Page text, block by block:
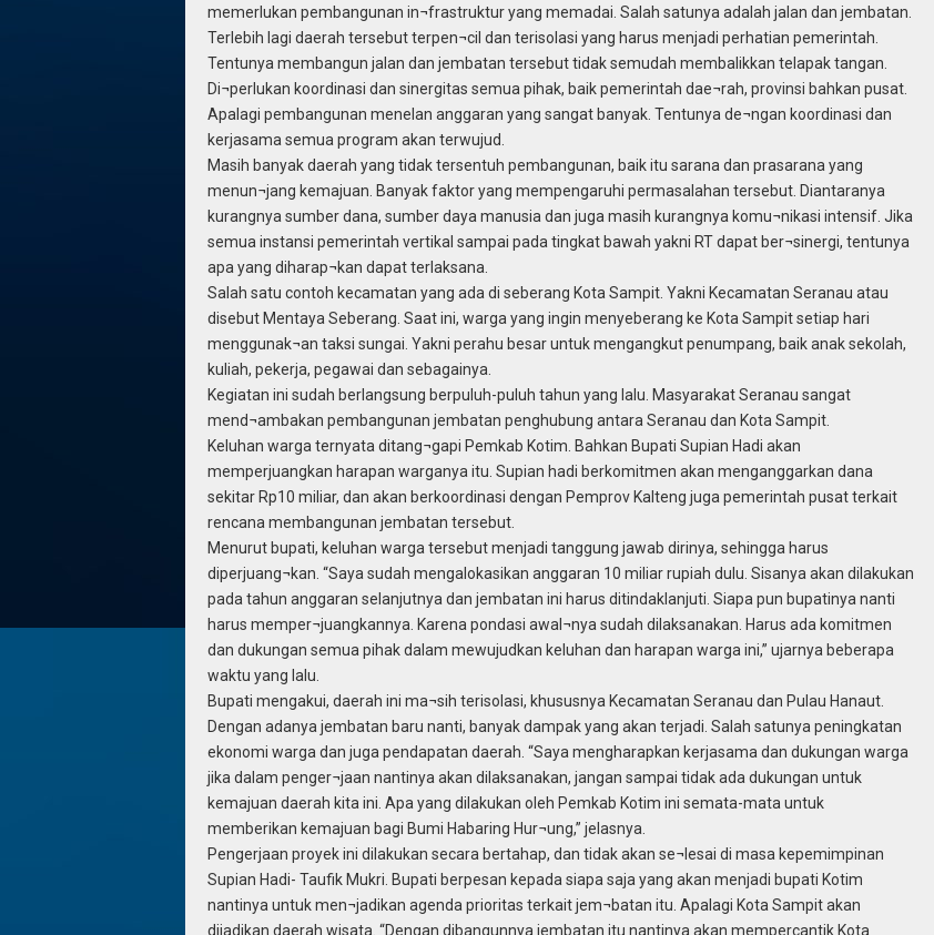
memerlukan pembangunan in¬frastruktur yang memadai. Salah satunya adalah jalan dan jembatan.
Terlebih lagi daerah tersebut terpen¬cil dan terisolasi yang harus menjadi perhatian pemerintah.
Tentunya membangun jalan dan jembatan tersebut tidak semudah membalikkan telapak tangan.
Di¬perlukan koordinasi dan sinergitas semua pihak, baik pemerintah dae¬rah, provinsi bahkan pusat.
Apalagi pembangunan menelan anggaran yang sangat banyak. Tentunya de¬ngan koordinasi dan
kerjasama semua program akan terwujud.
Masih banyak daerah yang tidak tersentuh pembangunan, baik itu sarana dan prasarana yang
menun¬jang kemajuan. Banyak faktor yang mempengaruhi permasalahan tersebut. Diantaranya
kurangnya sumber dana, sumber daya manusia dan juga masih kurangnya komu¬nikasi intensif. Jika
semua instansi pemerintah vertikal sampai pada tingkat bawah yakni RT dapat ber¬sinergi, tentunya
apa yang diharap¬kan dapat terlaksana.
Salah satu contoh kecamatan yang ada di seberang Kota Sampit. Yakni Kecamatan Seranau atau
disebut Mentaya Seberang. Saat ini, warga yang ingin menyeberang ke Kota Sampit setiap hari
menggunak¬an taksi sungai. Yakni perahu besar untuk mengangkut penumpang, baik anak sekolah,
kuliah, pekerja, pegawai dan sebagainya.
Kegiatan ini sudah berlangsung berpuluh-puluh tahun yang lalu. Masyarakat Seranau sangat
mend¬ambakan pembangunan jembatan penghubung antara Seranau dan Kota Sampit.
Keluhan warga ternyata ditang¬gapi Pemkab Kotim. Bahkan Bupati Supian Hadi akan
memperjuangkan harapan warganya itu. Supian hadi berkomitmen akan menganggarkan dana
sekitar Rp10 miliar, dan akan berkoordinasi dengan Pemprov Kalteng juga pemerintah pusat terkait
rencana membangunan jembatan tersebut.
Menurut bupati, keluhan warga tersebut menjadi tanggung jawab dirinya, sehingga harus
diperjuang¬kan. “Saya sudah mengalokasikan anggaran 10 miliar rupiah dulu. Sisanya akan dilakukan
pada tahun anggaran selanjutnya dan jembatan ini harus ditindaklanjuti. Siapa pun bupatinya nanti
harus memper¬juangkannya. Karena pondasi awal¬nya sudah dilaksanakan. Harus ada komitmen
dan dukungan semua pihak dalam mewujudkan keluhan dan harapan warga ini,” ujarnya beberapa
waktu yang lalu.
Bupati mengakui, daerah ini ma¬sih terisolasi, khususnya Kecamatan Seranau dan Pulau Hanaut.
Dengan adanya jembatan baru nanti, banyak dampak yang akan terjadi. Salah satunya peningkatan
ekonomi warga dan juga pendapatan daerah. “Saya mengharapkan kerjasama dan dukungan warga
jika dalam penger¬jaan nantinya akan dilaksanakan, jangan sampai tidak ada dukungan untuk
kemajuan daerah kita ini. Apa yang dilakukan oleh Pemkab Kotim ini semata-mata untuk
memberikan kemajuan bagi Bumi Habaring Hur¬ung,” jelasnya.
Pengerjaan proyek ini dilakukan secara bertahap, dan tidak akan se¬lesai di masa kepemimpinan
Supian Hadi- Taufik Mukri. Bupati berpesan kepada siapa saja yang akan menjadi bupati Kotim
nantinya untuk men¬jadikan agenda prioritas terkait jem¬batan itu. Apalagi Kota Sampit akan
dijadikan daerah wisata. “Dengan dibangunnya jembatan itu nantinya akan mempercantik Kota